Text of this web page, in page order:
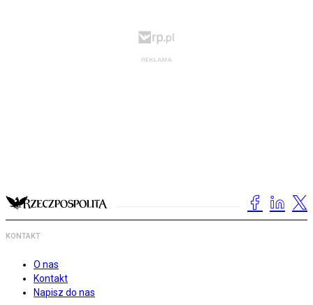
KONTAKT
O nas
Kontakt
Napisz do nas